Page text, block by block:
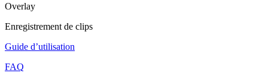
Overlay
Enregistrement de clips
Guide d’utilisation
FAQ